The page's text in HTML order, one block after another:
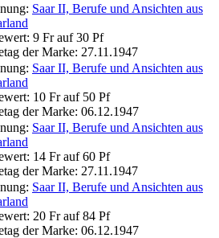
Saar II, Berufe und Ansichten aus
9 Fr auf 30 Pf
der Marke: 27.11.1947
Saar II, Berufe und Ansichten aus
10 Fr auf 50 Pf
der Marke: 06.12.1947
Saar II, Berufe und Ansichten aus
14 Fr auf 60 Pf
der Marke: 27.11.1947
Saar II, Berufe und Ansichten aus
20 Fr auf 84 Pf
der Marke: 06.12.1947